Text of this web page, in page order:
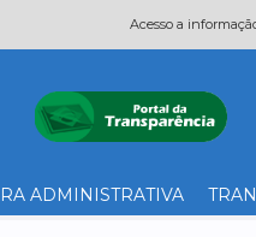
Acesso a
ADMINISTRATIVA